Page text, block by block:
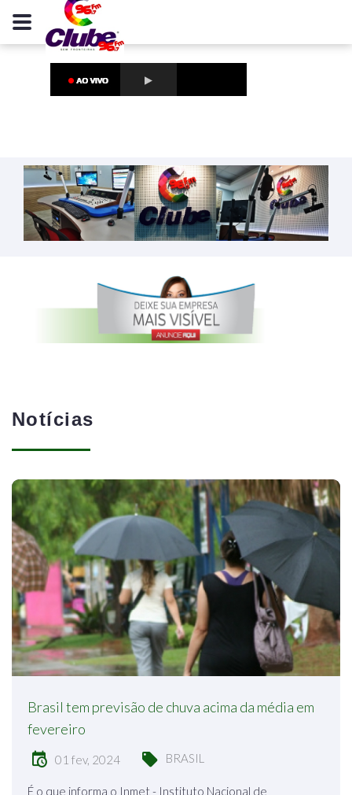
Notícias
Brasil tem previsão de chuva acima da média em
fevereiro
01 fev, 2024 BRASIL
É o que informa o Inmet - Instituto Nacional de